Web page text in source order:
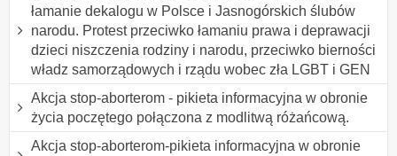
łamanie dekalogu w Polsce i Jasnogórskich ślubów
narodu. Protest przeciwko łamaniu prawa i deprawacji
dzieci niszczenia rodziny i narodu, przeciwko bierności
władz samorządowych i rządu wobec zła LGBT i GEN
Akcja stop-aborterom - pikieta informacyjna w obronie
życia poczętego połączona z modlitwą różańcową.
Akcja stop-aborterom-pikieta informacyjna w obronie